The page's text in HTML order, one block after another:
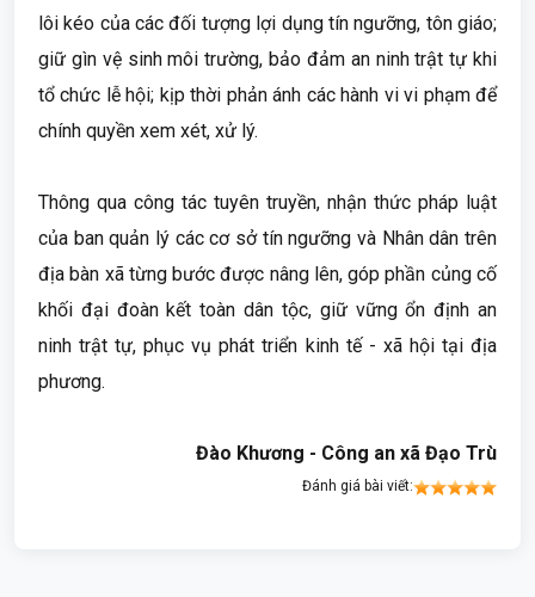
lôi kéo của các đối tượng lợi dụng tín ngưỡng, tôn giáo;
giữ gìn vệ sinh môi trường, bảo đảm an ninh trật tự khi
tổ chức lễ hội; kịp thời phản ánh các hành vi vi phạm để
chính quyền xem xét, xử lý.
Thông qua công tác tuyên truyền, nhận thức pháp luật
của ban quản lý các cơ sở tín ngưỡng và Nhân dân trên
địa bàn xã từng bước được nâng lên, góp phần củng cố
khối đại đoàn kết toàn dân tộc, giữ vững ổn định an
ninh trật tự, phục vụ phát triển kinh tế - xã hội tại địa
phương.
Đào Khương - Công an xã Đạo Trù
Đánh giá bài viết: